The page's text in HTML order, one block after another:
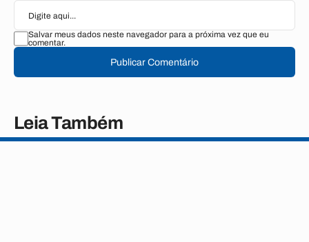
Salvar meus dados neste navegador para a próxima vez que eu
comentar.
Publicar Comentário
Leia Também